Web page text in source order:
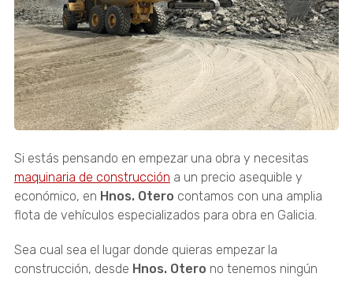
Si estás pensando en empezar una obra y necesitas
maquinaria de construcción a un precio asequible y
económico, en Hnos. Otero contamos con una amplia
flota de vehículos especializados para obra en Galicia.
Sea cual sea el lugar donde quieras empezar la
construcción, desde Hnos. Otero no tenemos ningún